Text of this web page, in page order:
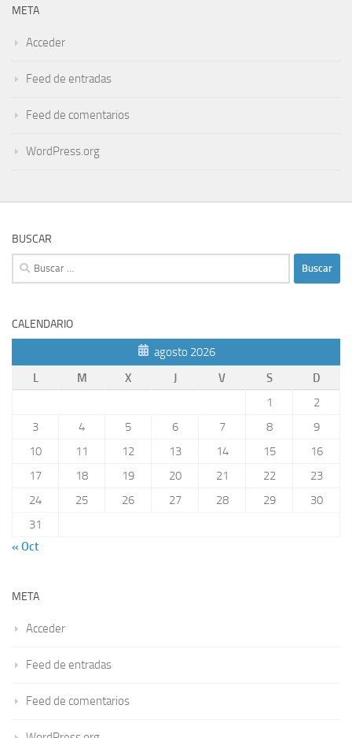
META
Acceder
Feed de entradas
Feed de comentarios
WordPress.org
BUSCAR
Buscar:
CALENDARIO
agosto 2026
L
M X J V S
D
1
2
3
4 5 6 7 8
9
10
11 12 13 14 15
16
17
18 19 20 21 22
23
24
25 26 27 28 29
30
31
« Oct
META
Acceder
Feed de entradas
Feed de comentarios